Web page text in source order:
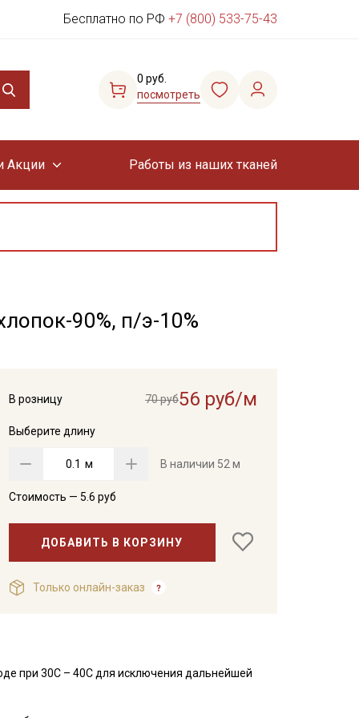
Бесплатно по РФ +7 (800) 533-75-43
0 руб.
посмотреть
Акции Работы из наших тканей
90%, п/э-10%
В розницу 70 руб56 руб/м
Выберите длину
м В наличии 52 м
Стоимость — 5.6 руб
ДОБАВИТЬ В КОРЗИНУ
Только онлайн-заказ
при 30С – 40С для исключения дальнейшей